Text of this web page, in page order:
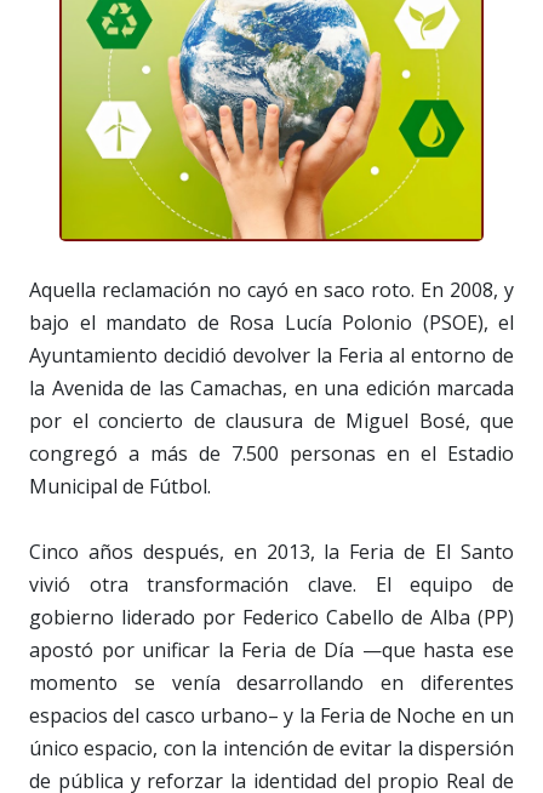
Aquella reclamación no cayó en saco roto. En 2008, y
bajo el mandato de Rosa Lucía Polonio (PSOE), el
Ayuntamiento decidió devolver la Feria al entorno de
la Avenida de las Camachas, en una edición marcada
por el concierto de clausura de Miguel Bosé, que
congregó a más de 7.500 personas en el Estadio
Municipal de Fútbol.
Cinco años después, en 2013, la Feria de El Santo
vivió otra transformación clave. El equipo de
gobierno liderado por Federico Cabello de Alba (PP)
apostó por unificar la Feria de Día —que hasta ese
momento se venía desarrollando en diferentes
espacios del casco urbano– y la Feria de Noche en un
único espacio, con la intención de evitar la dispersión
de pública y reforzar la identidad del propio Real de